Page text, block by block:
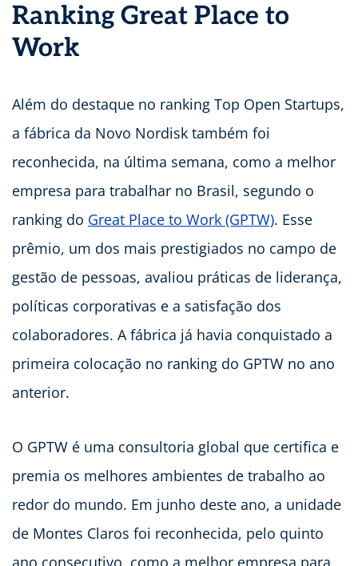
Ranking Great Place to
Work
Além do destaque no ranking Top Open Startups,
a fábrica da Novo Nordisk também foi
reconhecida, na última semana, como a melhor
empresa para trabalhar no Brasil, segundo o
ranking do Great Place to Work (GPTW). Esse
prêmio, um dos mais prestigiados no campo de
gestão de pessoas, avaliou práticas de liderança,
políticas corporativas e a satisfação dos
colaboradores. A fábrica já havia conquistado a
primeira colocação no ranking do GPTW no ano
anterior.
O GPTW é uma consultoria global que certifica e
premia os melhores ambientes de trabalho ao
redor do mundo. Em junho deste ano, a unidade
de Montes Claros foi reconhecida, pelo quinto
ano consecutivo, como a melhor empresa para